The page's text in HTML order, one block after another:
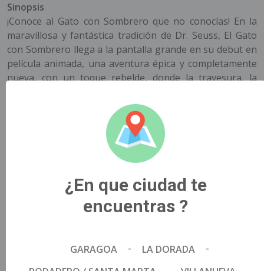
Sinopsis
¡Conoce al Gato con Sombrero que no conocías! En la
maravillosa y fantástica tradición de Dr. Seuss, El Gato
con Sombrero llega a la pantalla grande en su debut en
película animada, una aventura épica y completamente
nueva, con un toque rebelde, donde la travesura, la
que mejor sabe hacer, el Gato difunde alegría a los
niños de una manera divertida, icónica y singularmente
irreverente, llevándolos a ellos y a la audiencia en un
viaje fantástico por un mundo que nunca han visto
Título Original
EL GATO CON SOMBRERO.
¿En que ciudad te
encuentras ?
GARAGOA - LA DORADA -